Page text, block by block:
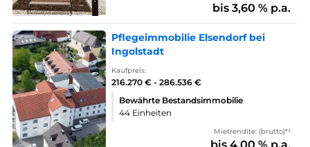
bis 3,60 % p.a.
Pflegeimmobilie Elsendorf bei
Ingolstadt
Kaufpreis:
216.270 € - 286.536 €
Bewährte Bestandsimmobilie
44 Einheiten
Mietrendite: (brutto)*¹